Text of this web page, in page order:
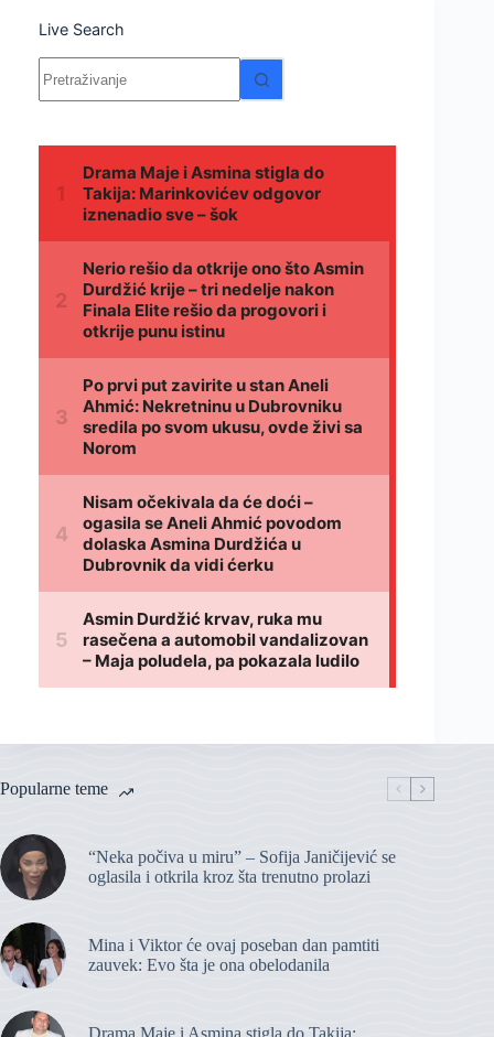
Live Search
Nema
rezultata.
Popularne teme
“Neka počiva u miru” – Sofija Janičijević se
oglasila i otkrila kroz šta trenutno prolazi
Mina i Viktor će ovaj poseban dan pamtiti
zauvek: Evo šta je ona obelodanila